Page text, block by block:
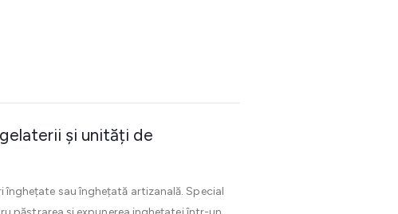
și unități de
sau înghețată artizanală. Special